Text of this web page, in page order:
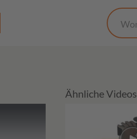
Ähnliche Videos